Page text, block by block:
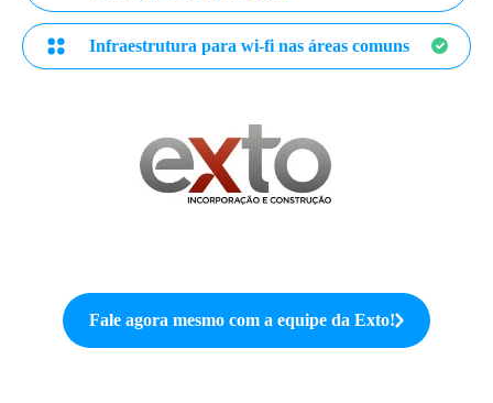
Infraestrutura para wi-fi nas áreas comuns
Fale agora mesmo com a equipe da Exto!